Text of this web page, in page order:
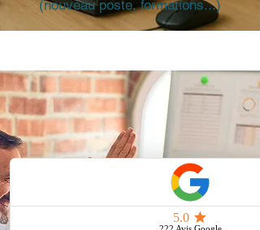
(nouveau poste, formations...)